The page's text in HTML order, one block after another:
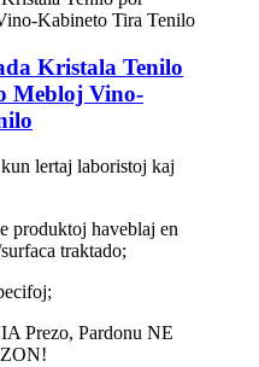
Kristala Tenilo
Mebloj Vino-
lertaj laboristoj kaj
produktoj haveblaj en
traktado;
Prezo, Pardonu NE